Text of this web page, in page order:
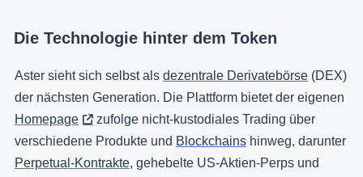
Die Technologie hinter dem Token
Aster sieht sich selbst als dezentrale Derivatebörse (DEX)
der nächsten Generation. Die Plattform bietet der eigenen
Homepage
zufolge nicht-kustodiales Trading über
verschiedene Produkte und Blockchains hinweg, darunter
Perpetual-Kontrakte, gehebelte US-Aktien-Perps und